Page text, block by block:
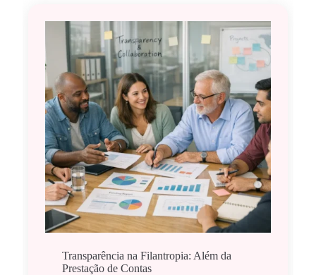
Transparência na Filantropia: Além da
Prestação de Contas